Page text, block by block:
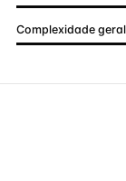
Complexidade geral